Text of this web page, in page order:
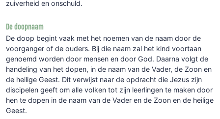
zuiverheid en onschuld.
De doopnaam
De doop begint vaak met het noemen van de naam door de
voorganger of de ouders. Bij die naam zal het kind voortaan
genoemd worden door mensen en door God. Daarna volgt de
handeling van het dopen, in de naam van de Vader, de Zoon en
de heilige Geest. Dit verwijst naar de opdracht die Jezus zijn
discipelen geeft om alle volken tot zijn leerlingen te maken door
hen te dopen in de naam van de Vader en de Zoon en de heilige
Geest.